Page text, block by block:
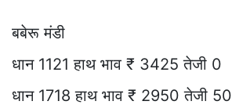
बबेरू मंडी
धान 1121 हाथ भाव ₹ 3425 तेजी 0
धान 1718 हाथ भाव ₹ 2950 तेजी 50